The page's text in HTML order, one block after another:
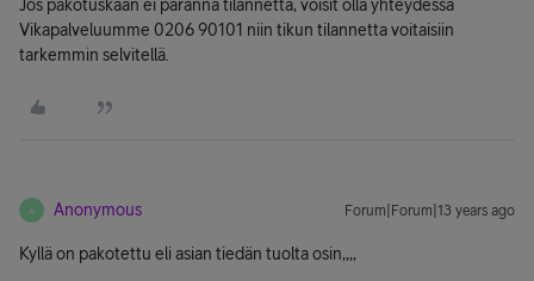
Jos pakotuskaan ei paranna tilannetta, voisit olla yhteydessä
Vikapalveluumme 0206 90101 niin tikun tilannetta voitaisiin
tarkemmin selvitellä.
A Anonymous Forum|Forum|13 years ago
Kyllä on pakotettu eli asian tiedän tuolta osin,,,,